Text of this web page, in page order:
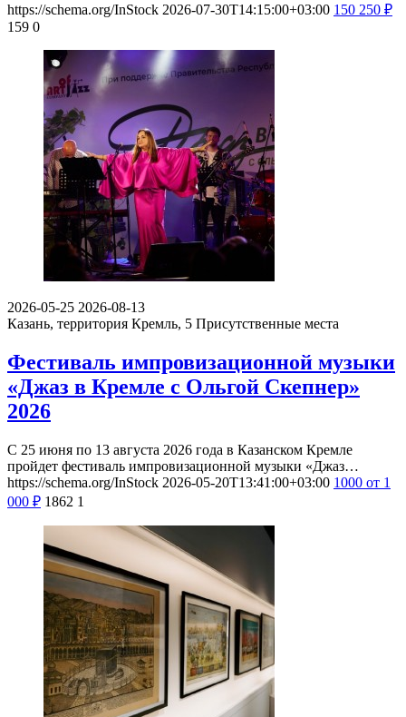
https://schema.org/InStock 2026-07-30T14:15:00+03:00 150 250 ₽
159 0
2026-05-25 2026-08-13
Казань, территория Кремль, 5 Присутственные места
Фестиваль импровизационной музыки
«Джаз в Кремле с Ольгой Скепнер»
2026
С 25 июня по 13 августа 2026 года в Казанском Кремле
пройдет фестиваль импровизационной музыки «Джаз…
https://schema.org/InStock 2026-05-20T13:41:00+03:00 1000 от 1
000 ₽ 1862 1